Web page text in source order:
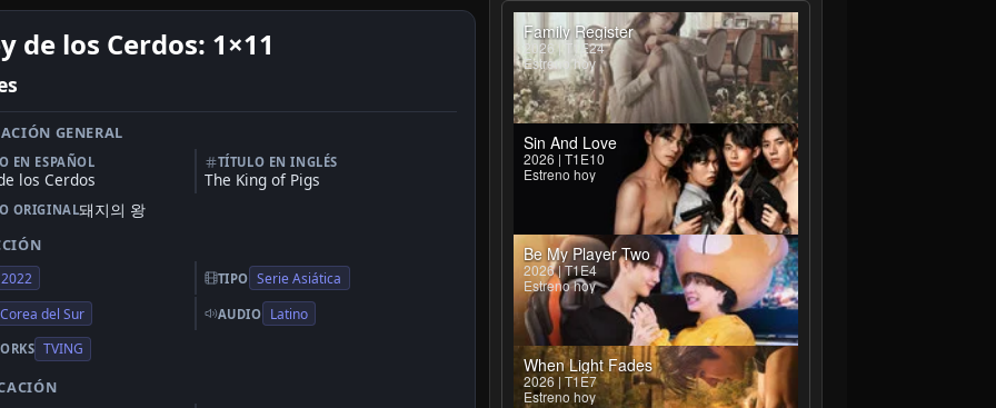
de los Cerdos: 1×11
GENERAL
EN ESPAÑOL
los Cerdos
TÍTULO EN INGLÉS
The King of Pigs
ORIGINAL돼지의 왕
2022 TIPO Serie Asiática
Corea del Sur AUDIO Latino
TVING
Family Register
2026 | T1E24
Estreno hoy
Sin And Love
2026 | T1E10
Estreno hoy
Be My Player Two
2026 | T1E4
Estreno hoy
When Light Fades
2026 | T1E7
Estreno hoy